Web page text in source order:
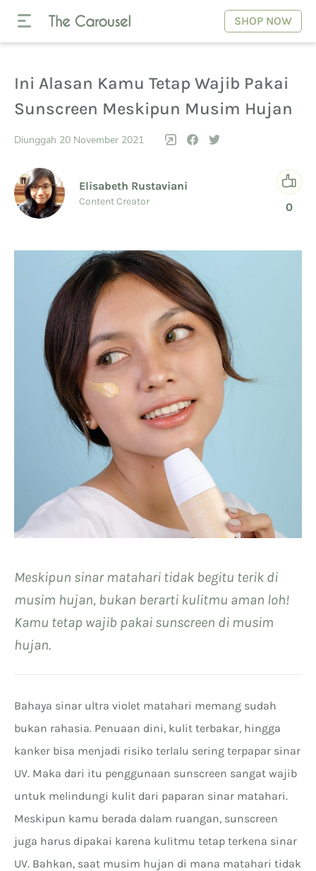
SHOP NOW
Ini Alasan Kamu Tetap Wajib Pakai
Sunscreen Meskipun Musim Hujan
Diunggah 20 November 2021
Elisabeth Rustaviani
Content Creator 0
Meskipun sinar matahari tidak begitu terik di
musim hujan, bukan berarti kulitmu aman loh!
Kamu tetap wajib pakai sunscreen di musim
hujan.
Bahaya sinar ultra violet matahari memang sudah
bukan rahasia. Penuaan dini, kulit terbakar, hingga
kanker bisa menjadi risiko terlalu sering terpapar sinar
UV. Maka dari itu penggunaan sunscreen sangat wajib
untuk melindungi kulit dari paparan sinar matahari.
Meskipun kamu berada dalam ruangan, sunscreen
juga harus dipakai karena kulitmu tetap terkena sinar
UV. Bahkan, saat musim hujan di mana matahari tidak